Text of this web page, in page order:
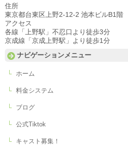
住所
東京都台東区上野2-12-2 池本ビルB1階
アクセス
各線「上野駅」不忍口より徒歩3分
京成線「京成上野駅」より徒歩1分
ナビゲーションメニュー
ホーム
料金システム
ブログ
公式Tiktok
キャスト募集！